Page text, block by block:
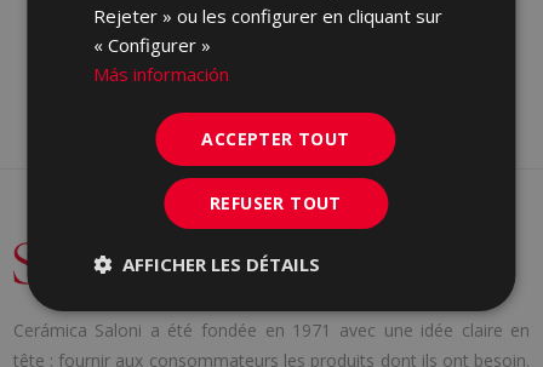
Cerámica Saloni a été fondée en 1971 avec une idée claire en
tête : fournir aux consommateurs les produits dont ils ont besoin.
Rejeter » ou les configurer en cliquant sur
« Configurer »
Más información
ACCEPTER TOUT
REFUSER TOUT
AFFICHER LES DÉTAILS